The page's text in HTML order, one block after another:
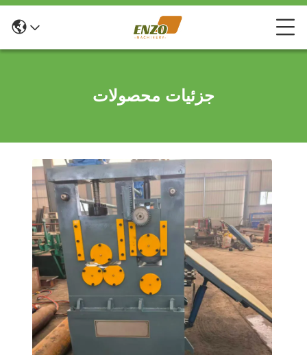
جزئیات محصولات